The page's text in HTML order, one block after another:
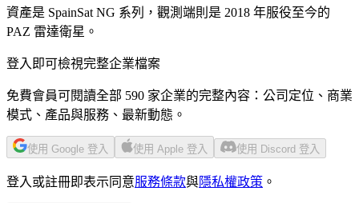
資產是 SpainSat NG 系列，觀測端則是 2018 年服役至今的
PAZ 雷達衛星。
登入即可檢視完整企業檔案
免費會員可閱讀全部 590 家企業的完整內容：公司定位、商業
模式、產品與服務、最新動態。
使用 Google 登入 使用 Apple 登入 使用 Discord 登入
登入或註冊即表示同意服務條款與隱私權政策 。